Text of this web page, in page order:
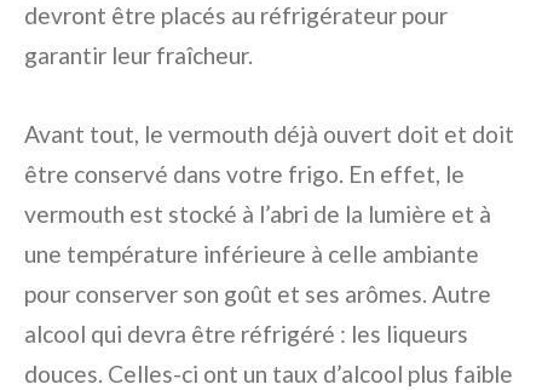
devront être placés au réfrigérateur pour
garantir leur fraîcheur.
Avant tout, le vermouth déjà ouvert doit et doit
être conservé dans votre frigo. En effet, le
vermouth est stocké à l’abri de la lumière et à
une température inférieure à celle ambiante
pour conserver son goût et ses arômes. Autre
alcool qui devra être réfrigéré : les liqueurs
douces. Celles-ci ont un taux d’alcool plus faible